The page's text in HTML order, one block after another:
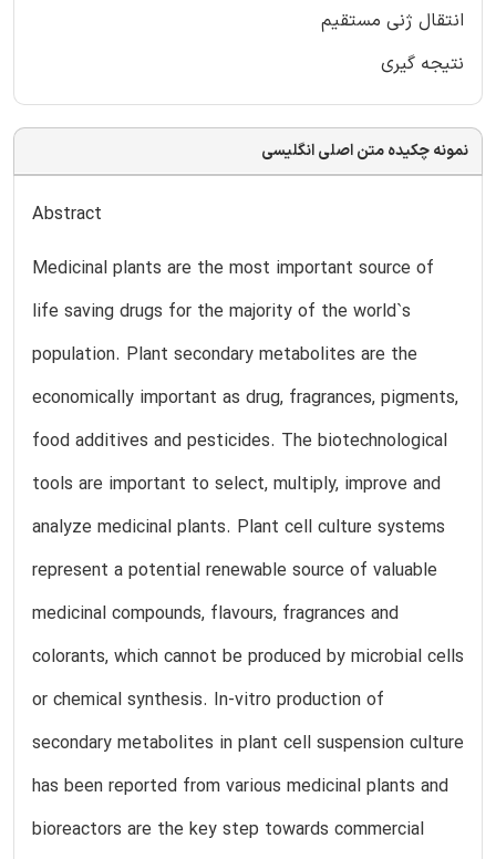
انتقال ژنی مستقیم
نتیجه گیری
نمونه چکیده متن اصلی انگلیسی
Abstract
Medicinal plants are the most important source of
life saving drugs for the majority of the world`s
population. Plant secondary metabolites are the
economically important as drug, fragrances, pigments,
food additives and pesticides. The biotechnological
tools are important to select, multiply, improve and
analyze medicinal plants. Plant cell culture systems
represent a potential renewable source of valuable
medicinal compounds, flavours, fragrances and
colorants, which cannot be produced by microbial cells
or chemical synthesis. In-vitro production of
secondary metabolites in plant cell suspension culture
has been reported from various medicinal plants and
bioreactors are the key step towards commercial